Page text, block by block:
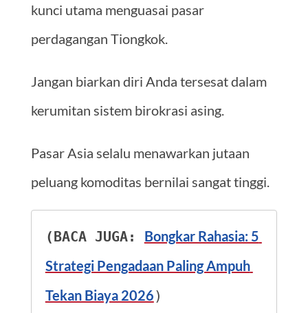
kunci utama menguasai pasar
perdagangan Tiongkok.
Jangan biarkan diri Anda tersesat dalam
kerumitan sistem birokrasi asing.
Pasar Asia selalu menawarkan jutaan
peluang komoditas bernilai sangat tinggi.
(BACA JUGA: Bongkar Rahasia: 5
Strategi Pengadaan Paling Ampuh
Tekan Biaya 2026)